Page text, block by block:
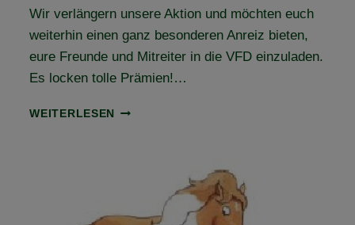
Wir verlängern unsere Aktion und möchten euch
weiterhin einen ganz besonderen Anreiz bieten,
eure Freunde und Mitreiter in die VFD einzuladen.
Es locken tolle Prämien!…
WEITERLESEN
AKTION